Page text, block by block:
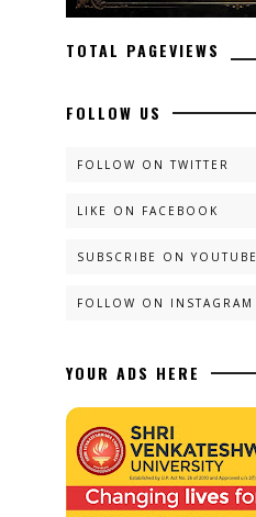
TOTAL PAGEVIEWS
FOLLOW US
FOLLOW ON TWITTER
LIKE ON FACEBOOK
SUBSCRIBE ON YOUTUBE
FOLLOW ON INSTAGRAM
YOUR ADS HERE